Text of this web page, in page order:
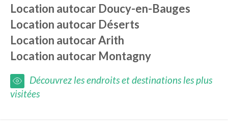
Location autocar Doucy-en-Bauges
Location autocar Déserts
Location autocarArith
Location autocar Montagny
Découvrez les endroits et destinations les plus
visitées